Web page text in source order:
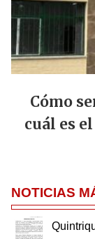
Cómo
cuál es
NOTICIAS